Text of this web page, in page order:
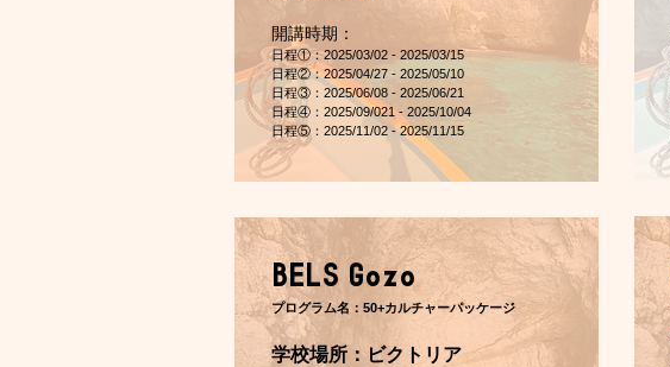
開講時期：
日程①：2025/03/02 - 2025/03/15
日程②：2025/04/27 - 2025/05/10
日程③：2025/06/08 - 2025/06/21
​日程④：2025/09/021 - 2025/10/04
日程⑤：2025/11/02 - 2025/11/15
BELS Gozo
プログラム名： 50+カルチャーパッケージ
学校場所：ビクトリア